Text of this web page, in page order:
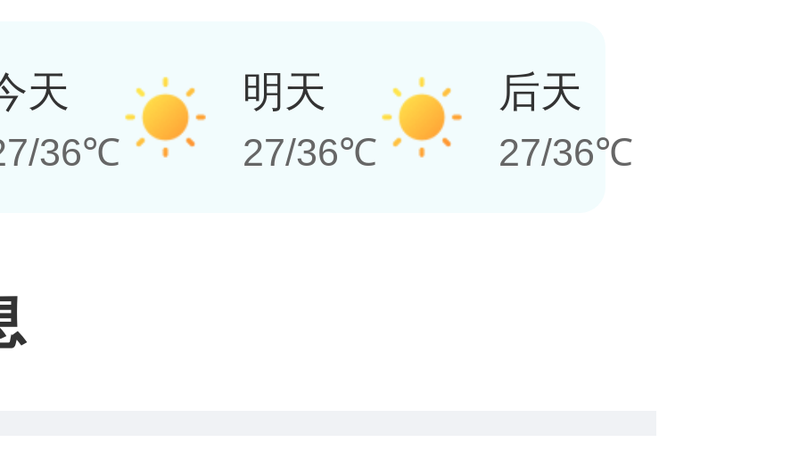
天
36℃
明天
27/36℃
后天
27/36℃